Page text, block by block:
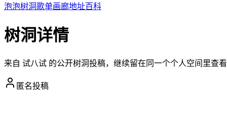
泡泡树洞歌单画廊地址百科
树洞详情
来自 试八试 的公开树洞投稿，继续留在同一个个人空间里查看
匿名投稿